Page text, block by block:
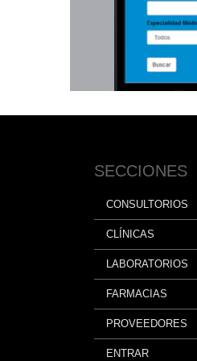
SECCIONES
CONSULTORIOS
CLÍNICAS
LABORATORIOS
FARMACIAS
PROVEEDORES
ENTRAR